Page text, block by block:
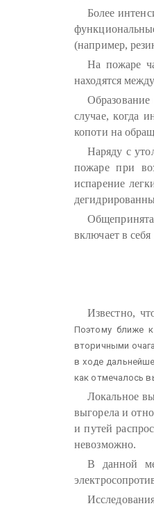
Более
(например,
На пожаре
находятся
случае, когда
копоти на
Наряду с
пожаре при
испарение
включает в
Известно,
Поэтому ближе
вторичными
в ходе
как отмечалось
Локальное
выгорела и
и путей
невозможно.
В данной